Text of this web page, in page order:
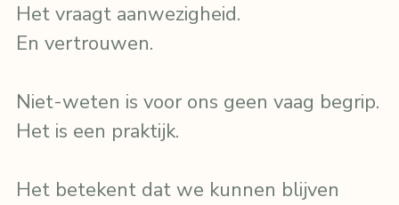
Het vraagt aanwezigheid.
En vertrouwen.
Niet-weten is voor ons geen vaag begrip.
Het is een praktijk.
Het betekent dat we kunnen blijven